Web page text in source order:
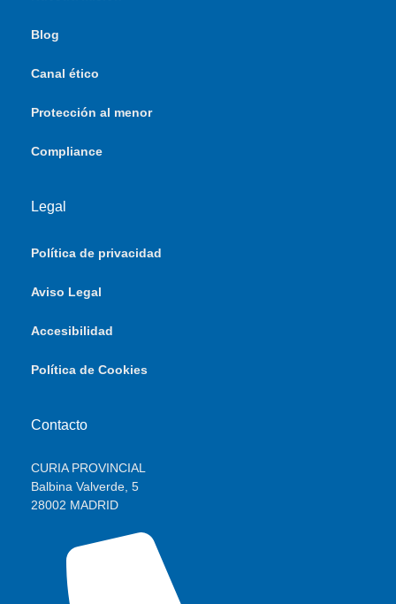
Blog
Canal ético
Protección al menor
Compliance
Legal
Política de privacidad
Aviso Legal
Accesibilidad
Política de Cookies
Contacto
CURIA PROVINCIAL
Balbina Valverde, 5
28002 MADRID